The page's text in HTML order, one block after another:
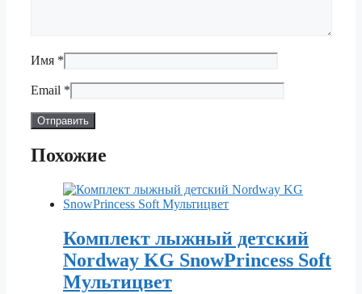
Имя *
Email *
Похожие
Комплект лыжный детский
Nordway KG SnowPrincess Soft
Мультицвет